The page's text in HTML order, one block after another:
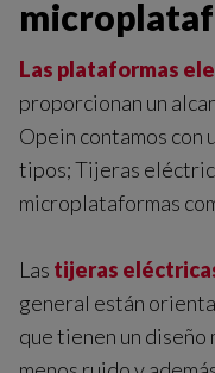
Las plataformas
proporcionan un
Opein contamos con
tipos; Tijeras
microplataformas
Las tijeras
general están
que tienen un diseño